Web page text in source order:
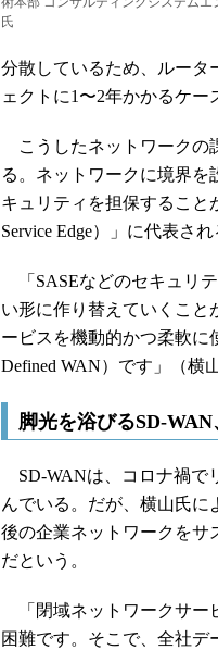
氏
分散しているため、ルータ
ェクトに1〜2年かかるケー
こうしたネットワークの
る。ネットワークに境界
キュリティを担保すること
Service Edge）」に代表さ
「SASEなどのセキュリ
い形に作り替えていくこと
ービスを機動的かつ柔軟に
Defined WAN）です」（横
脚光を浴びるSD-
SD-WANは、コロナ禍で
んでいる。だが、横山氏
後の企業ネットワークをサ
だという。
「閉域ネットワークサー
困難です。そこで、全社